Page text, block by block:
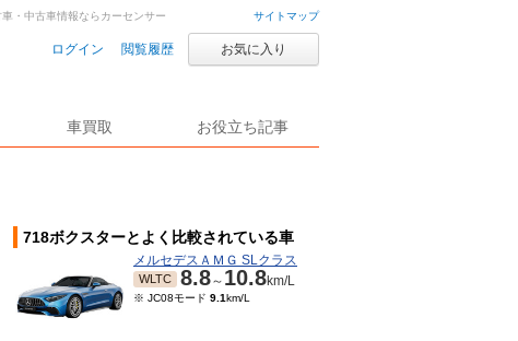
サイトマップ
ログイン 閲覧履歴 お気に入り
車買取 お役立ち記事
・中古車情報ならカーセンサー
718ボクスターとよく比較されている車
メルセデスＡＭＧ SLクラス
WLTC 8.8～ 10.8km/L
※ JC08モード 9.1km/L